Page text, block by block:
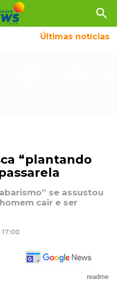
search
Últimas notícias
“plantando
se assustou
cair e ser
readme